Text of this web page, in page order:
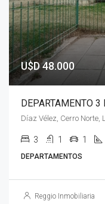
U$D 48.000
3 1 1
DEPARTAMENTOS
Reggio Inmobiliaria